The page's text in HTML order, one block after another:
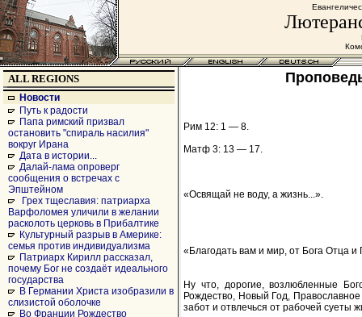
ALL REGIONS
Новости
Путь к радости
Папа римский призвал
остановить "спираль насилия"
вокруг Ирана
Дата в истории...
Далай-лама опроверг
сообщения о встречах с
Эпштейном
Грех тщеславия: патриарха
Варфоломея уличили в желании
расколоть церковь в Прибалтике
Культурный разрыв в Америке:
семья против индивидуализма
Патриарх Кирилл рассказал,
почему Бог не создаёт идеального
государства
В Германии Христа изобразили в
слизистой оболочке
Во Франции Рождество
Рим 12: 1 — 8.
Матф 3: 13 — 17.
«Освящай не воду, а жизнь...».
«Благодать вам и мир, от Бога Отца
Ну что, дорогие, возлюбленные
Рождество, Новый Год,
забот и отвлечься от рабочей суеты